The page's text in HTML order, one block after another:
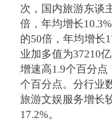
次，国内旅游东谈
倍，年均增长
的50倍，年均增长
业加多值为37210
增速高1.9个百分点
个百分点。分行业
旅游文娱服务增长
17.2%。